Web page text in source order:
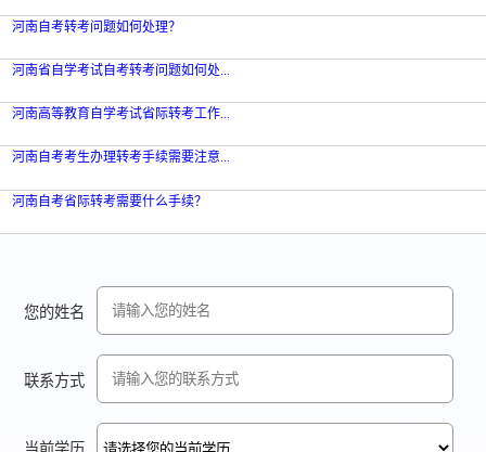
河南自考转考问题如何处理？
河南省自学考试自考转考问题如何处...
河南高等教育自学考试省际转考工作...
河南自考考生办理转考手续需要注意...
河南自考省际转考需要什么手续？
您的姓名
联系方式